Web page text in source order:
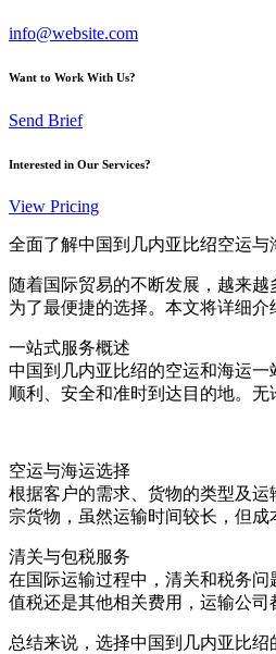
info@website.com
Want to Work With Us?
Send Brief
Interested in Our Services?
View Pricing
全面了解中国到几内亚比绍空运与
随着国际贸易的不断发展，越来
为了最便捷的选择。本文将详细介
一站式服务概述
中国到几内亚比绍的空运和海运
顺利、安全和准时到达目的地。
空运与海运选择
根据客户的需求、货物的类型及
宗货物，虽然运输时间较长，但
清关与包税服务
在国际运输过程中，清关和税务
值税还是其他相关费用，运输公
总结来说，选择中国到几内亚比